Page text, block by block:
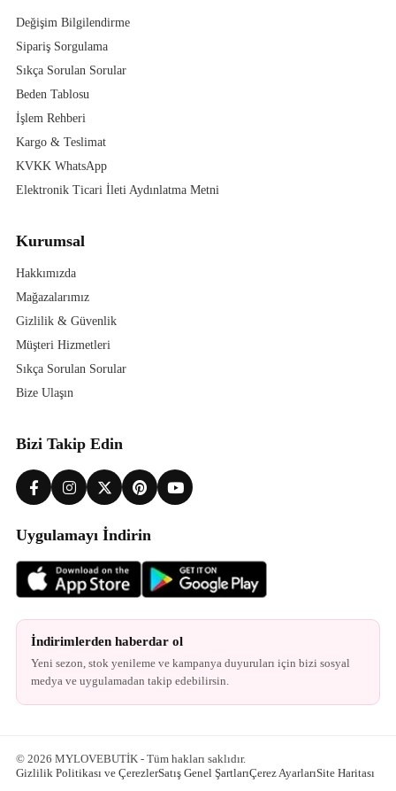
Değişim Bilgilendirme
Sipariş Sorgulama
Sıkça Sorulan Sorular
Beden Tablosu
İşlem Rehberi
Kargo & Teslimat
KVKK WhatsApp
Elektronik Ticari İleti Aydınlatma Metni
Kurumsal
Hakkımızda
Mağazalarımız
Gizlilik & Güvenlik
Müşteri Hizmetleri
Sıkça Sorulan Sorular
Bize Ulaşın
Bizi Takip Edin
Uygulamayı İndirin
İndirimlerden haberdar ol
Yeni sezon, stok yenileme ve kampanya duyuruları için bizi sosyal
medya ve uygulamadan takip edebilirsin.
© 2026 MYLOVEBUTİK - Tüm hakları saklıdır.
Gizlilik Politikası ve ÇerezlerSatış Genel ŞartlarıÇerez AyarlarıSite Haritası